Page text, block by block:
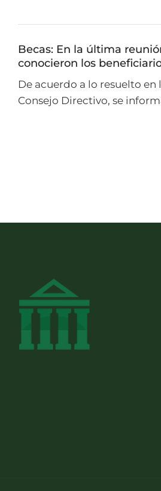
Becas: En la última
conocieron los
De acuerdo a lo resuelto
Consejo Directivo, se